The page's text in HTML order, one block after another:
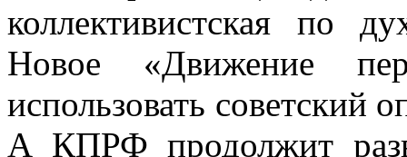
коллективистская по
Новое «Движение
использовать советский
А КПРФ продолжит